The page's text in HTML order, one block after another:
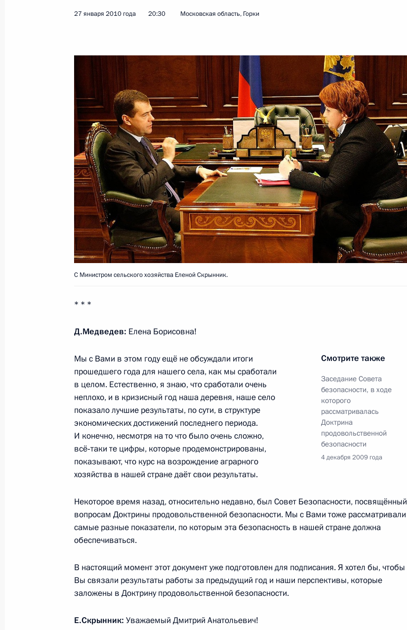
Дмитрий Медведев встретился с Президентом Гайаны Бхарратом
Джагдео
2 февраля 2010 года, 14:00 Москва, Кремль
1 февраля 2010 года, понедельник
Встреча с директором Федерального фонда содействия
развитию жилищного строительства Александром Браверманом
1 февраля 2010 года, 14:50 Москва, Кремль
1
29 января 2010 года, пятница
В ходе поездки в Таганрог Дмитрий Медведев посетил
металлургический завод и встретился с губернатором Ростовской
29 января 2010 года, 16:00
5
Стенографический отчёт о встрече с деятелями российского
и зарубежного театра
29 января 2010 года, 14:30 Таганрог
28 января 2010 года, четверг
Встреча с руководителем Федеральной антимонопольной службы
Игорем Артемьевым
28 января 2010 года, 17:00 Московская область, Горки
Рабочая встреча с Заместителем Председателя Правительства
Александром Жуковым
Дмитрий Медведев участвовал в расширенном заседании
коллегии Федеральной службы безопасности
27 января 2010 года 20:30 Московская область, Горки
С Министром сельского хозяйства Еленой Скрынник.
* * *
Д.Медведев: Елена Борисовна!
Смотрите также
Заседание Совета
безопасности, в ходе
которого
рассматривалась
Доктрина
продовольственной
безопасности
4 декабря 2009 года
Мы с Вами в этом году ещё не обсуждали итоги
прошедшего года для нашего села, как мы сработали
в целом. Естественно, я знаю, что сработали очень
неплохо, и в кризисный год наша деревня, наше село
показало лучшие результаты, по сути, в структуре
экономических достижений последнего периода.
И конечно, несмотря на то что было очень сложно,
всё‑таки те цифры, которые продемонстрированы,
показывают, что курс на возрождение аграрного
хозяйства в нашей стране даёт свои результаты.
Некоторое время назад, относительно недавно, был Совет Безопасности, посвящённый
вопросам Доктрины продовольственной безопасности. Мы с Вами тоже рассматривали
самые разные показатели, по которым эта безопасность в нашей стране должна
обеспечиваться.
В настоящий момент этот документ уже подготовлен для подписания. Я хотел бы, чтобы
Вы связали результаты работы за предыдущий год и наши перспективы, которые
заложены в Доктрину продовольственной безопасности.
Е.Скрынник: Уважаемый Дмитрий Анатольевич!